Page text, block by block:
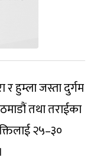
हुम्ला जस्ता दुर्गम
तथा तराईका
२५–३०